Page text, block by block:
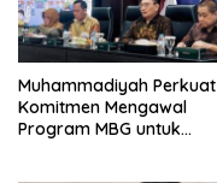
Muhammadiyah Perkuat
Komitmen Mengawal
Program MBG untuk